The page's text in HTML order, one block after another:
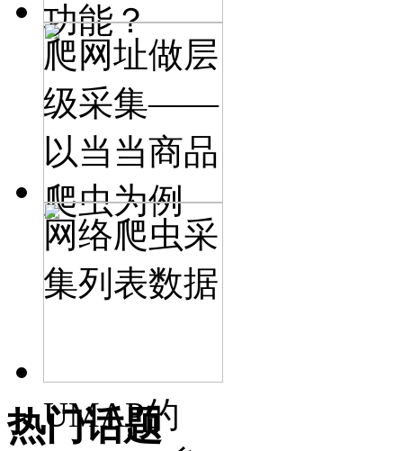
功能？
爬网址做层
级采集——
以当当商品
爬虫为例
网络爬虫采
集列表数据
UMAP的
热门话题